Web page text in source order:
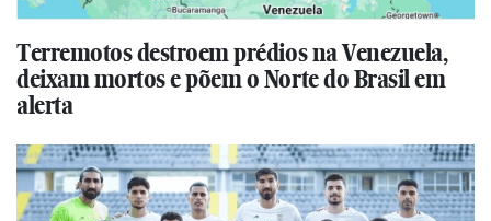
Terremotos destroem prédios na Venezuela,
deixam mortos e põem o Norte do Brasil em
alerta